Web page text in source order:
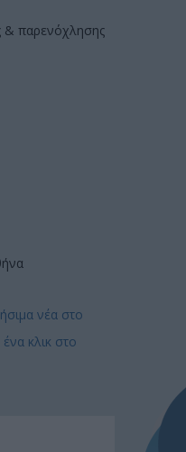
νέα στο
κλικ στο